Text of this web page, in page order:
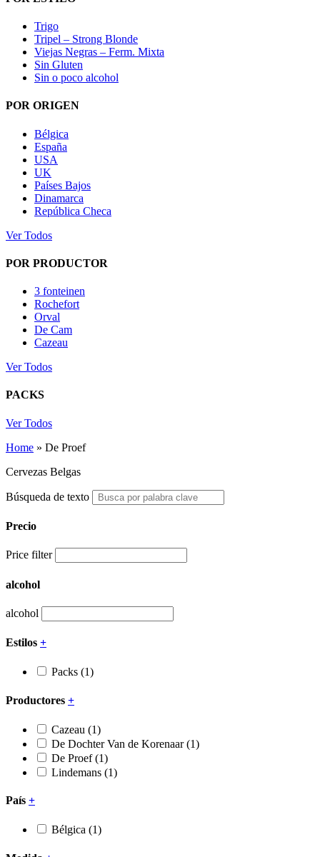
Trigo
Tripel – Strong Blonde
Viejas Negras – Ferm. Mixta
Sin Gluten
Sin o poco alcohol
POR ORIGEN
Bélgica
España
USA
UK
Países Bajos
Dinamarca
República Checa
Ver Todos
POR PRODUCTOR
3 fonteinen
Rochefort
Orval
De Cam
Cazeau
Ver Todos
PACKS
Ver Todos
Home » De Proef
Cervezas Belgas
Búsqueda de texto
Precio
Price filter
alcohol
alcohol
Estilos +
Packs (1)
Productores +
Cazeau (1)
De Dochter Van de Korenaar(1)
De Proef(1)
Lindemans (1)
País +
Bélgica (1)